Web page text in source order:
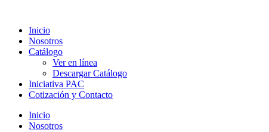
Inicio
Nosotros
Catálogo
Ver en línea
Descargar Catálogo
Iniciativa PAC
Cotización y Contacto
Inicio
Nosotros